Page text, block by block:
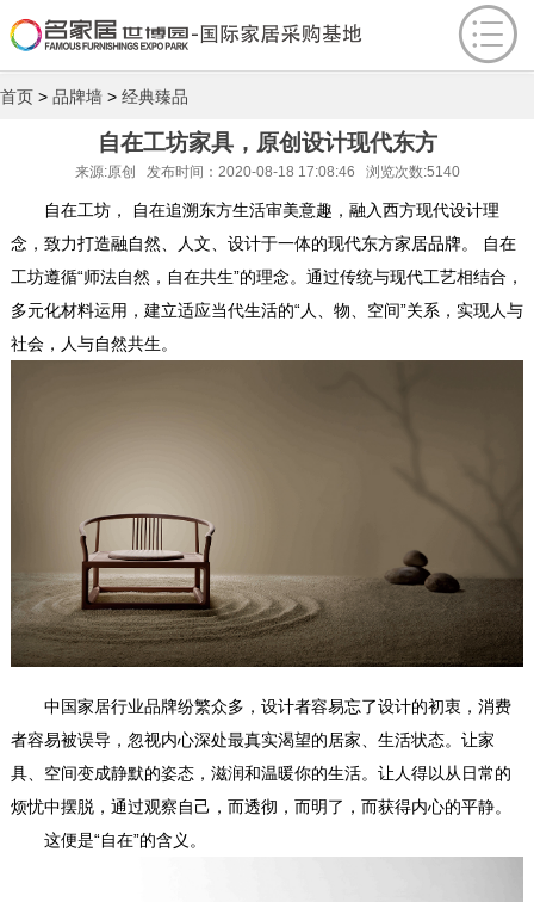
首页 > 品牌墙 > 经典臻品
自在工坊家具，原创设计现代东方
来源:原创 发布时间：2020-08-18 17:08:46 浏览次数:5140
自在工坊， 自在追溯东方生活审美意趣，融入西方现代设计理
念，致力打造融自然、人文、设计于一体的现代东方家居品牌。 自在
工坊遵循“师法自然，自在共生”的理念。通过传统与现代工艺相结合，
多元化材料运用，建立适应当代生活的“人、物、空间”关系，实现人与
社会，人与自然共生。
中国家居行业品牌纷繁众多，设计者容易忘了设计的初衷，消费
者容易被误导，忽视内心深处最真实渴望的居家、生活状态。让家
具、空间变成静默的姿态，滋润和温暖你的生活。让人得以从日常的
烦忧中摆脱，通过观察自己，而透彻，而明了，而获得内心的平静。
这便是“自在”的含义。